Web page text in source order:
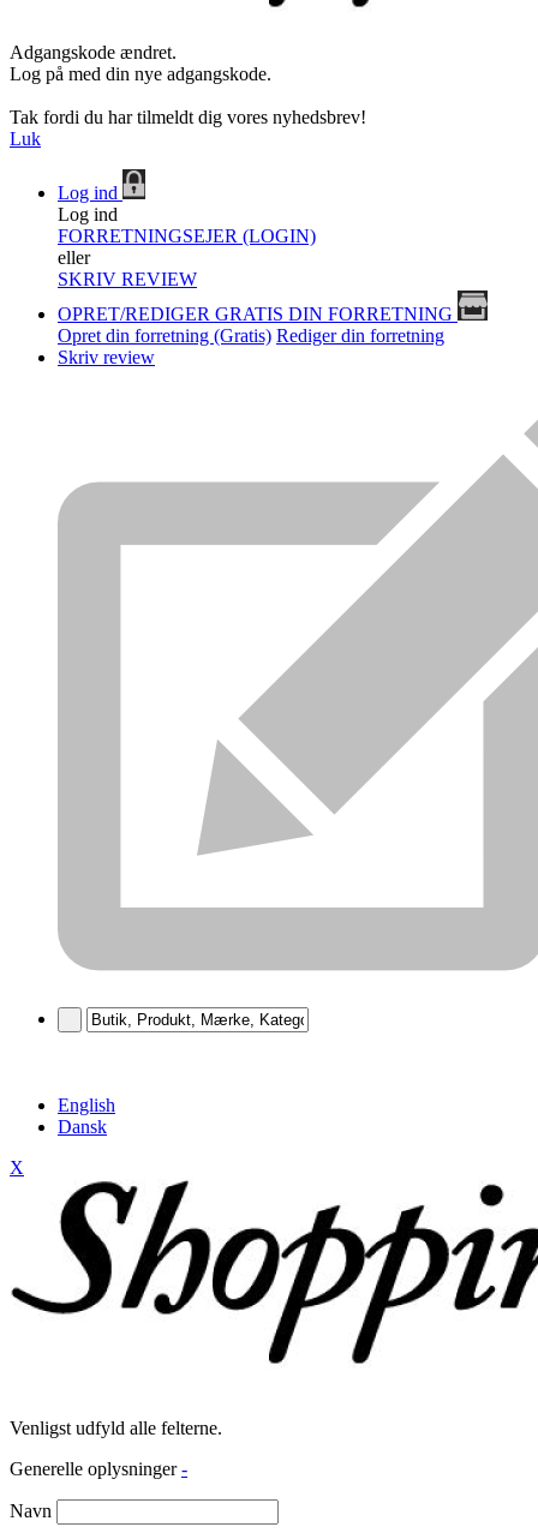
Adgangskode ændret.
Log på med din nye adgangskode.
Tak fordi du har tilmeldt dig vores nyhedsbrev!
Luk
Log ind
Log ind
FORRETNINGSEJER (LOGIN)
eller
SKRIV REVIEW
OPRET/REDIGER GRATIS DIN FORRETNING
Opret din forretning (Gratis) Rediger din forretning
Skriv review
English
Dansk
X
Venligst udfyld alle felterne.
Generelle oplysninger -
Navn